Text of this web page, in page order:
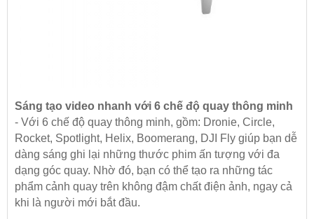
Sáng tạo video nhanh với 6 chế độ quay thông minh
- Với 6 chế độ quay thông minh, gồm: Dronie, Circle,
Rocket, Spotlight, Helix, Boomerang, DJI Fly giúp bạn dễ
dàng sáng ghi lại những thước phim ấn tượng với đa
dạng góc quay. Nhờ đó, bạn có thể tạo ra những tác
phẩm cảnh quay trên không đậm chất điện ảnh, ngay cả
khi là người mới bắt đầu.